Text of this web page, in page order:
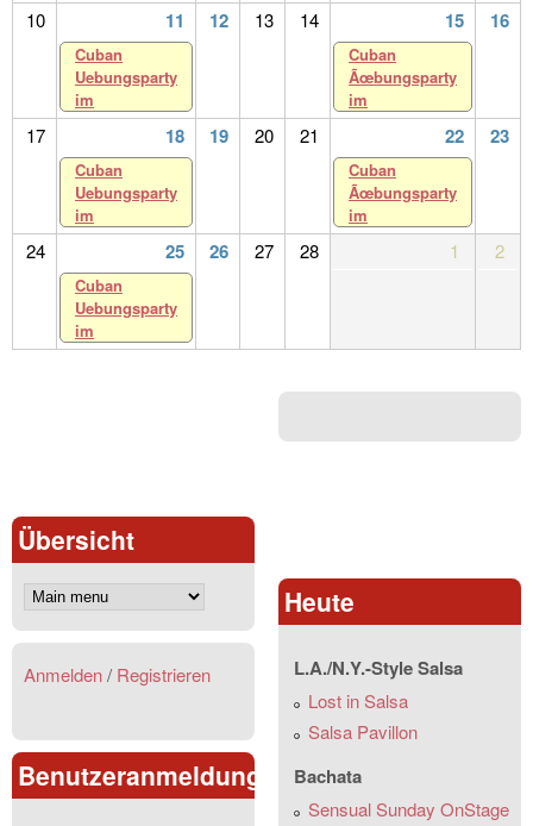
10 11 12 13 14 15 16
Cuban
Uebungsparty
im
Cuban
Ãœbungsparty
im
17 18 19 20 21 22 23
Cuban
Uebungsparty
im
Cuban
Ãœbungsparty
im
24 25 26 27 28 1 2
Cuban
Uebungsparty
im
Übersicht
Anmelden/ Registrieren
Benutzeranmeldung
Heute
L.A./N.Y.-Style Salsa
Lost in Salsa
Salsa Pavillon
Bachata
Sensual Sunday OnStage